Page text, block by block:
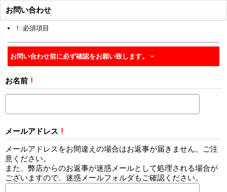
お問い合わせ
! : 必須項目
お問い合わせ前に必ず確認をお願い致します。
お名前 !
メールアドレス !
メールアドレスをお間違えの場合はお返事が届きません。ご注
意ください。
また、弊店からのお返事が迷惑メールとして処理される場合が
ございますので、迷惑メールフォルダもご確認ください。